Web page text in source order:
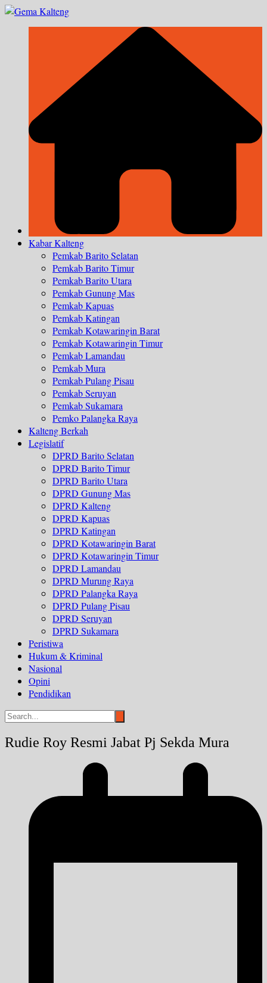
Skip
Kabar Kalteng
Pemkab Barito Selatan
Pemkab Barito Timur
Pemkab Barito Utara
Pemkab Gunung Mas
Pemkab Kapuas
Pemkab Katingan
Pemkab Kotawaringin Barat
Pemkab Kotawaringin Timur
Pemkab Lamandau
Pemkab Mura
Pemkab Pulang Pisau
Pemkab Seruyan
Pemkab Sukamara
Pemko Palangka Raya
Kalteng Berkah
Legislatif
DPRD Barito Selatan
DPRD Barito Timur
DPRD Barito Utara
DPRD Gunung Mas
DPRD Kalteng
DPRD Kapuas
DPRD Katingan
DPRD Kotawaringin Barat
DPRD Kotawaringin Timur
DPRD Lamandau
DPRD Murung Raya
DPRD Palangka Raya
DPRD Pulang Pisau
DPRD Seruyan
DPRD Sukamara
Peristiwa
Hukum & Kriminal
Nasional
Opini
Pendidikan
Rudie Roy Resmi Jabat Pj Sekda Mura